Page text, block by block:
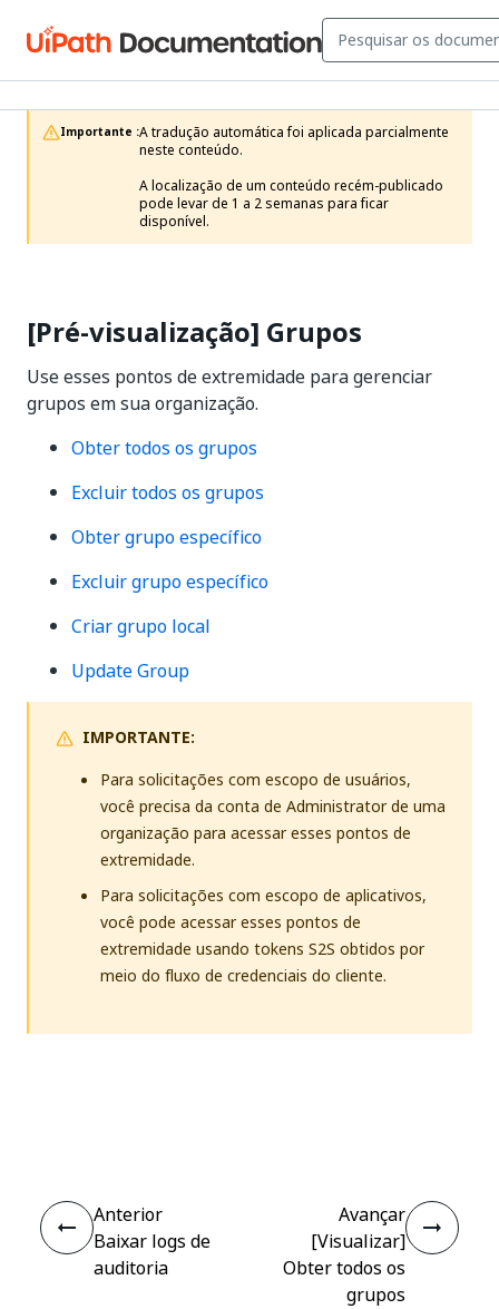
Importante :A tradução automática foi aplicada parcialmente
neste conteúdo.
A localização de um conteúdo recém-publicado
pode levar de 1 a 2 semanas para ficar
disponível.
[Pré-visualização] Grupos
Use esses pontos de extremidade para gerenciar
grupos em sua organização.
Obter todos os grupos
Excluir todos os grupos
Obter grupo específico
Excluir grupo específico
Criar grupo local
Update Group
IMPORTANTE:
Para solicitações com escopo de usuários,
você precisa da conta de Administrator de uma
organização para acessar esses pontos de
extremidade.
Para solicitações com escopo de aplicativos,
você pode acessar esses pontos de
extremidade usando tokens S2S obtidos por
meio do fluxo de credenciais do cliente.
Anterior
Baixar logs de
auditoria
Avançar
[Visualizar]
Obter todos os
grupos